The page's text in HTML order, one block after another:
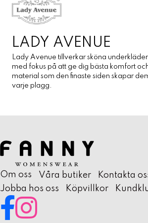
LADY AVENUE
Lady Avenue tillverkar sköna
med fokus på att ge dig bästa komfort
material som den finaste siden skapar
varje plagg.
Om oss Våra butiker
Kontakta
Jobba hos oss
Köpvillkor